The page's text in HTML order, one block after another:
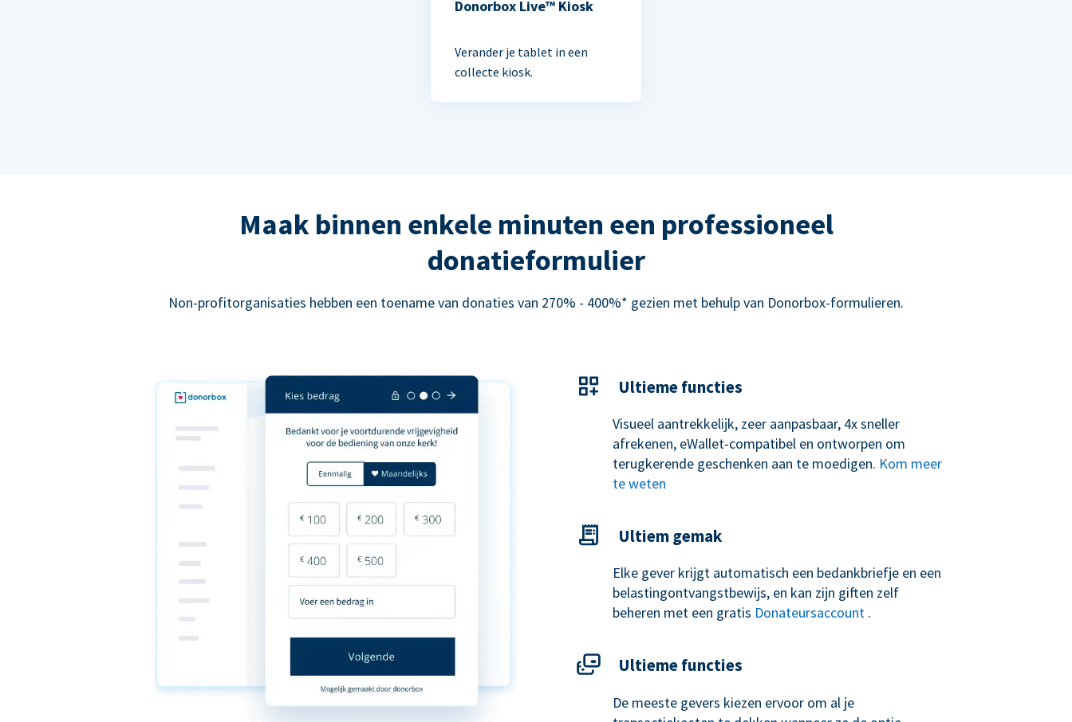
Donorbox Live™ Kiosk
Verander je tablet in een
collecte kiosk.
Maak binnen enkele minuten een professioneel
donatieformulier
Non-profitorganisaties hebben een toename van donaties van 270% - 400%* gezien met behulp van Donorbox-formulieren.
Ultieme functies
Visueel aantrekkelijk, zeer aanpasbaar, 4x sneller
afrekenen, eWallet-compatibel en ontworpen om
terugkerende geschenken aan te moedigen. Kom meer
te weten
Ultiem gemak
Elke gever krijgt automatisch een bedankbriefje en een
belastingontvangstbewijs, en kan zijn giften zelf
beheren met een gratis Donateursaccount .
Ultieme functies
De meeste gevers kiezen ervoor om al je